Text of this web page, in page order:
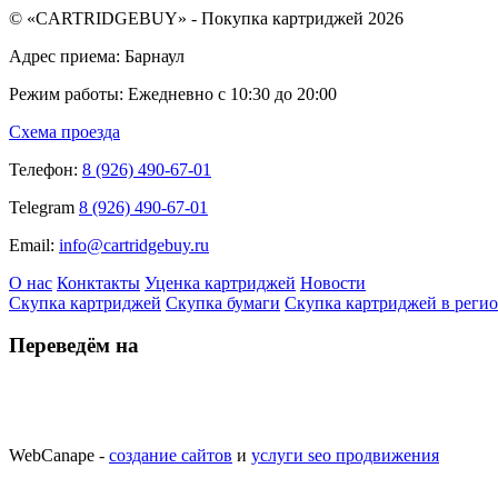
© «CARTRIDGEBUY» - Покупка картриджей 2026
Адрес приема: Барнаул
Режим работы: Ежедневно с 10:30 до 20:00
Схема проезда
Телефон: 8 (926) 490-67-01
Telegram 8 (926) 490-67-01
Email: info@cartridgebuy.ru
О нас Конктакты Уценка картриджей Новости
Скупка картриджей Скупка бумаги Скупка картриджей в
Переведём на
WebCanape - создание сайтов и услуги seo продвижения